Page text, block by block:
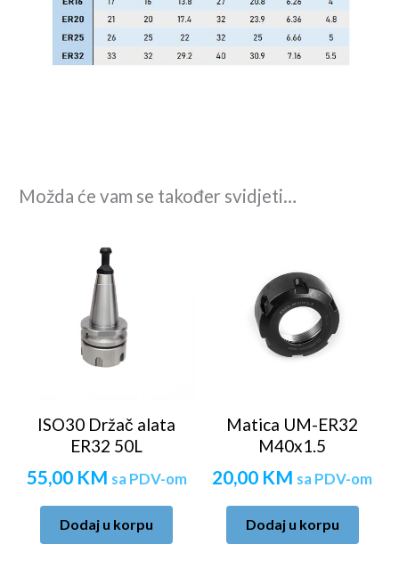
Možda će vam se također svidjeti…
ISO30 Držač alata
ER32 50L
55,00 KM sa PDV-om
Dodaj u korpu
Matica UM-ER32
M40x1.5
20,00 KM sa PDV-om
Dodaj u korpu